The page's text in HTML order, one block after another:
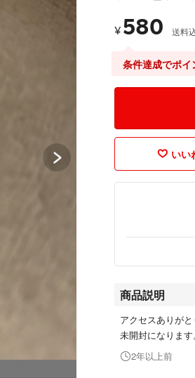
¥ 580 送料
条件達成でポイ
いい
商品説明
アクセスありがと
未開封になります。
2年以上前